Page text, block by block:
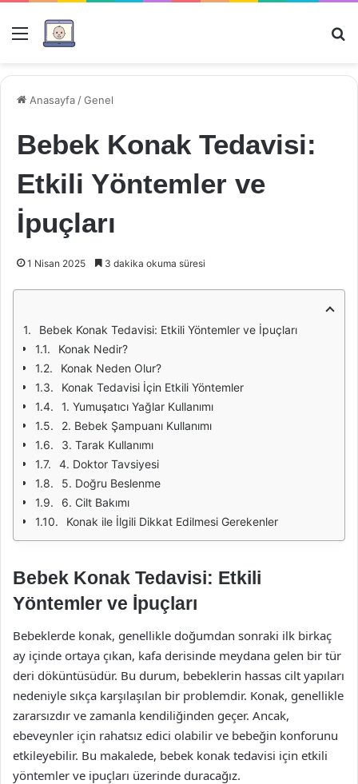
Menü
Anasayfa /Genel
Bebek Konak Tedavisi:
Etkili Yöntemler ve
İpuçları
1 Nisan 2025 3 dakika okuma süresi
Bebek Konak Tedavisi: Etkili Yöntemler ve İpuçları
Konak Nedir?
Konak Neden Olur?
Konak Tedavisi İçin Etkili Yöntemler
1. Yumuşatıcı Yağlar Kullanımı
2. Bebek Şampuanı Kullanımı
3. Tarak Kullanımı
4. Doktor Tavsiyesi
5. Doğru Beslenme
6. Cilt Bakımı
Konak ile İlgili Dikkat Edilmesi Gerekenler
Bebek Konak Tedavisi: Etkili
Yöntemler ve İpuçları
Bebeklerde konak, genellikle doğumdan sonraki ilk birkaç
ay içinde ortaya çıkan, kafa derisinde meydana gelen bir tür
deri döküntüsüdür. Bu durum, bebeklerin hassas cilt yapıları
nedeniyle sıkça karşılaşılan bir problemdir. Konak, genellikle
zararsızdır ve zamanla kendiliğinden geçer. Ancak,
ebeveynler için rahatsız edici olabilir ve bebeğin konforunu
etkileyebilir. Bu makalede, bebek konak tedavisi için etkili
yöntemler ve ipuçları üzerinde duracağız.